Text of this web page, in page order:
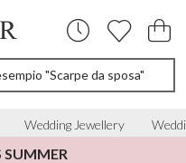
"Scarpe da sposa"
Wedding Jewellery
SUMMER